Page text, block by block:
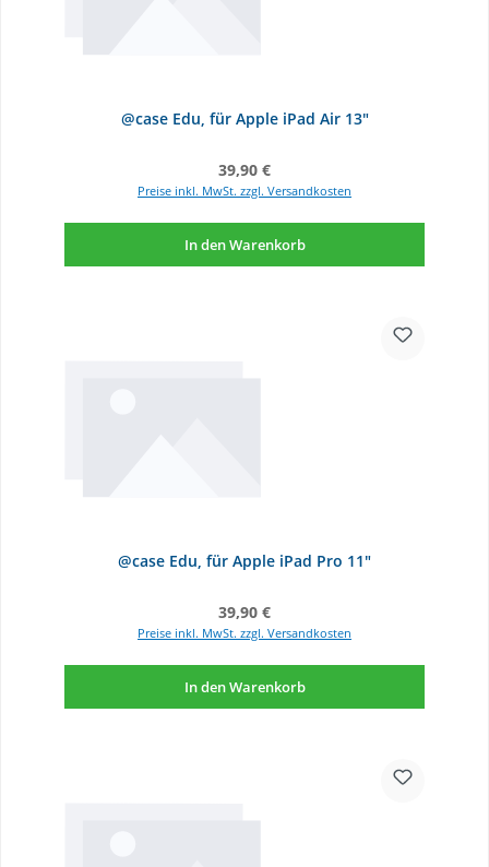
@case Edu, für Apple iPad Air 13"
Regulärer Preis:
39,90 €
Preise inkl. MwSt. zzgl. Versandkosten
In den Warenkorb
@case Edu, für Apple iPad Pro 11"
Regulärer Preis:
39,90 €
Preise inkl. MwSt. zzgl. Versandkosten
In den Warenkorb